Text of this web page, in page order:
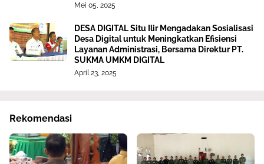
Mei 05, 2025
DESA DIGITAL Situ Ilir Mengadakan Sosialisasi
Desa Digital untuk Meningkatkan Efisiensi
Layanan Administrasi, Bersama Direktur PT.
SUKMA UMKM DIGITAL
April 23, 2025
Rekomendasi